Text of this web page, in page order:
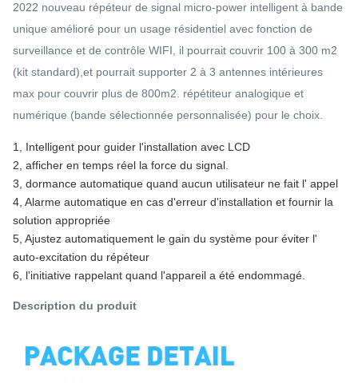
2022 nouveau répéteur de signal micro-power intelligent à bande
unique amélioré pour un usage résidentiel avec fonction de
surveillance et de contrôle WIFI, il pourrait couvrir 100 à 300 m2
(kit standard),et pourrait supporter 2 à 3 antennes intérieures
max pour couvrir plus de 800m2. répétiteur analogique et
numérique (bande sélectionnée personnalisée) pour le choix.
1, Intelligent pour guider l'installation avec LCD
2, afficher en temps réel la force du signal.
3, dormance automatique quand aucun utilisateur ne fait l' appel
4, Alarme automatique en cas d'erreur d'installation et fournir la
solution appropriée
5, Ajustez automatiquement le gain du système pour éviter l'
auto-excitation du répéteur
6, l'initiative rappelant quand l'appareil a été endommagé.
Description du produit